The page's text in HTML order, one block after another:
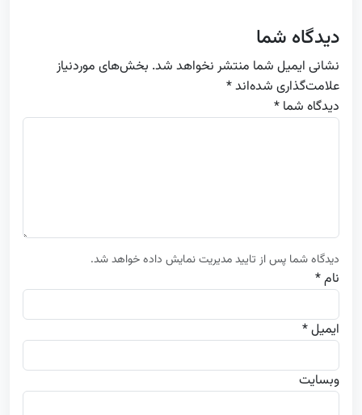
دیدگاه شما
نشانی ایمیل شما منتشر نخواهد شد. بخش‌های موردنیاز
علامت‌گذاری شده‌اند*
دیدگاه شما *
دیدگاه شما پس از تایید مدیریت نمایش داده خواهد شد.
نام *
ایمیل *
وبسایت